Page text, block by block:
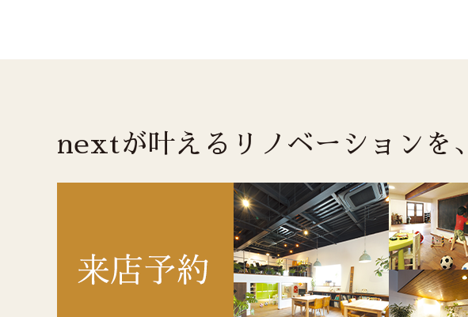
nextが叶えるリノベーションを、